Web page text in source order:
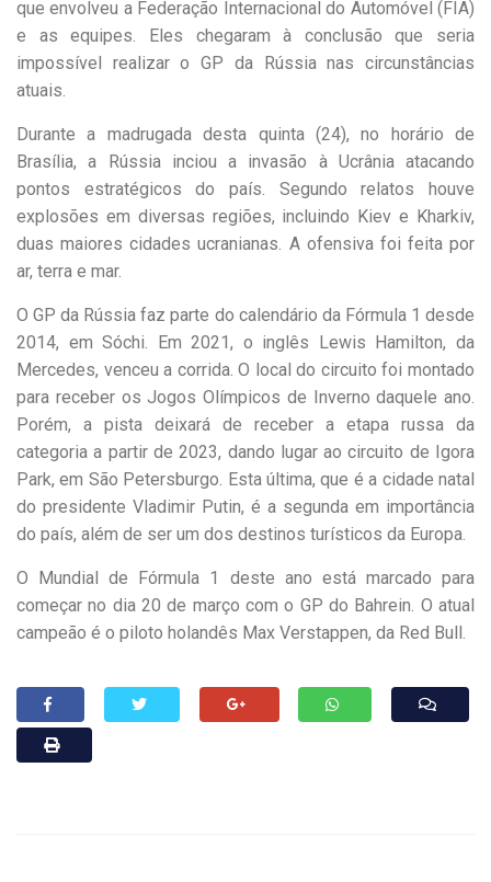
que envolveu a Federação Internacional do Automóvel (FIA)
e as equipes. Eles chegaram à conclusão que seria
impossível realizar o GP da Rússia nas circunstâncias
atuais.
Durante a madrugada desta quinta (24), no horário de
Brasília, a Rússia inciou a invasão à Ucrânia atacando
pontos estratégicos do país. Segundo relatos houve
explosões em diversas regiões, incluindo Kiev e Kharkiv,
duas maiores cidades ucranianas. A ofensiva foi feita por
ar, terra e mar.
O GP da Rússia faz parte do calendário da Fórmula 1 desde
2014, em Sóchi. Em 2021, o inglês Lewis Hamilton, da
Mercedes, venceu a corrida. O local do circuito foi montado
para receber os Jogos Olímpicos de Inverno daquele ano.
Porém, a pista deixará de receber a etapa russa da
categoria a partir de 2023, dando lugar ao circuito de Igora
Park, em São Petersburgo. Esta última, que é a cidade natal
do presidente Vladimir Putin, é a segunda em importância
do país, além de ser um dos destinos turísticos da Europa.
O Mundial de Fórmula 1 deste ano está marcado para
começar no dia 20 de março com o GP do Bahrein. O atual
campeão é o piloto holandês Max Verstappen, da Red Bull.